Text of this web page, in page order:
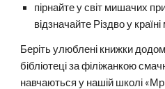
пірнайте у світ мишачих
відзначайте Різдво у
Беріть улюблені книжки
бібліотеці за філіжанкою
навчаються у нашій школі